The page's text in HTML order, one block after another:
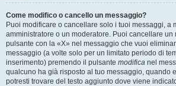
Come modifico o cancello un messaggio?
Puoi modificare o cancellare solo i tuoi messaggi, a
amministratore o un moderatore. Puoi cancellare un
pulsante con la «X» nel messaggio che vuoi
messaggio (a volte solo per un limitato periodo di
inserimento) premendo il pulsante modifica nel
qualcuno ha già risposto al tuo messaggio, quando
potresti trovare del testo aggiunto dove viene